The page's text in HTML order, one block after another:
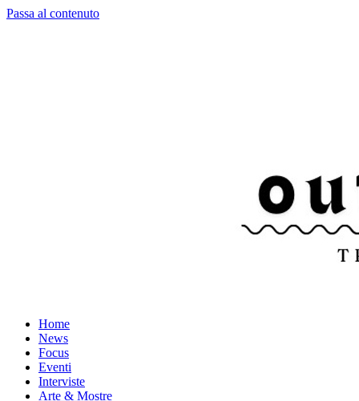
Passa al contenuto
Home
News
Focus
Eventi
Interviste
Arte & Mostre